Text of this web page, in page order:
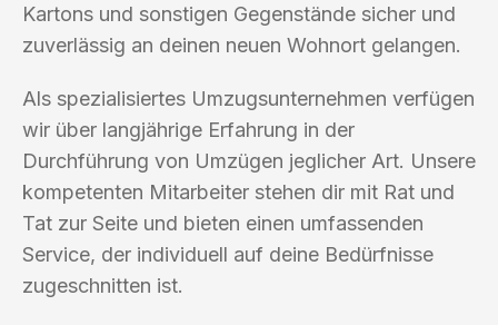
Kartons und sonstigen Gegenstände sicher und
zuverlässig an deinen neuen Wohnort gelangen.
Als spezialisiertes Umzugsunternehmen verfügen
wir über langjährige Erfahrung in der
Durchführung von Umzügen jeglicher Art. Unsere
kompetenten Mitarbeiter stehen dir mit Rat und
Tat zur Seite und bieten einen umfassenden
Service, der individuell auf deine Bedürfnisse
zugeschnitten ist.